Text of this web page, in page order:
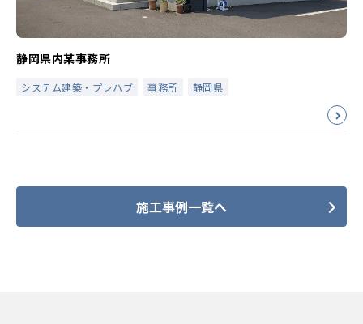
静岡県内某事務所
システム建築・プレハブ 事務所 静岡県
施工事例一覧へ